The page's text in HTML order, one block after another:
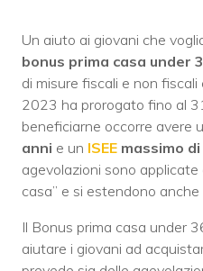
Un aiuto ai giovani che
bonus prima casa under
di misure fiscali e non
2023 ha prorogato fino al
beneficiarne occorre avere
anni e un ISEE massimo
agevolazioni sono applicate
casa” e si estendono anche
Il Bonus prima casa under
aiutare i giovani ad